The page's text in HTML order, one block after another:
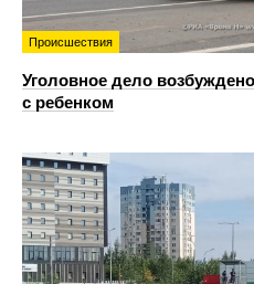
Происшествия
Уголовное дело
с ребенком